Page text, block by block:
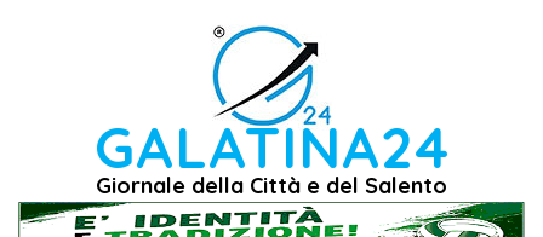
GALATINA24
Giornale della Città e del Salento